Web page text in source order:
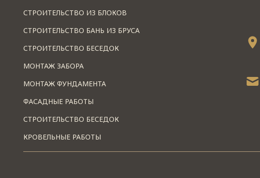
СТРОИТЕЛЬСТВО ИЗ БЛОКОВ
СТРОИТЕЛЬСТВО БАНЬ ИЗ БРУСА
СТРОИТЕЛЬСТВО БЕСЕДОК
МОНТАЖ ЗАБОРА
МОНТАЖ ФУНДАМЕНТА
ФАСАДНЫЕ РАБОТЫ
СТРОИТЕЛЬСТВО БЕСЕДОК
КРОВЕЛЬНЫЕ РАБОТЫ